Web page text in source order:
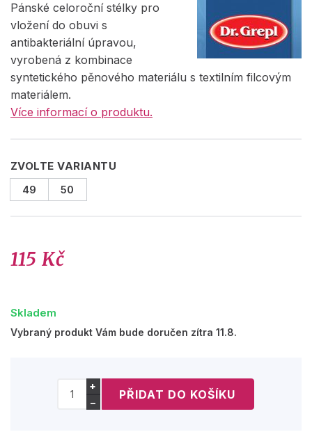
Pánské celoroční stélky pro
vložení do obuvi s
antibakteriální úpravou,
vyrobená z kombinace
syntetického pěnového materiálu s textilním filcovým
materiálem.
Více informací o produktu.
ZVOLTE VARIANTU
49
50
115 Kč
Skladem
Vybraný produkt Vám bude doručen zítra 11.8.
+
−